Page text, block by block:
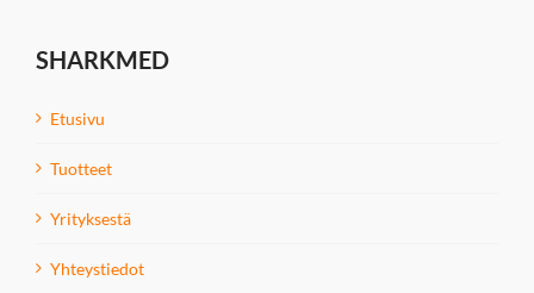
SHARKMED
Etusivu
Tuotteet
Yrityksestä
Yhteystiedot